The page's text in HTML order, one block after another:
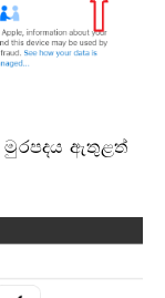
මුරපදය ඇතුළත්